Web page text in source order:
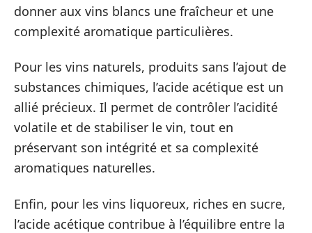
donner aux vins blancs une fraîcheur et une
complexité aromatique particulières.
Pour les vins naturels, produits sans l’ajout de
substances chimiques, l’acide acétique est un
allié précieux. Il permet de contrôler l’acidité
volatile et de stabiliser le vin, tout en
préservant son intégrité et sa complexité
aromatiques naturelles.
Enfin, pour les vins liquoreux, riches en sucre,
l’acide acétique contribue à l’équilibre entre la